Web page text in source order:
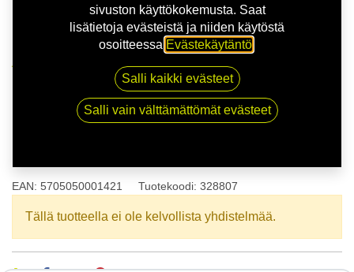
155/65R14 75T NORDEXX NS3000
155/65R14 75T NORDEXX
EAN: 5705050001421 Tuotekoodi: 328807
Tällä tuotteella ei ole kelvollista yhdistelmää.
sivuston käyttökokemusta. Saat
lisätietoja evästeistä ja niiden käytöstä
osoitteessa Evästekäytäntö
Salli kaikki evästeet
Salli vain välttämättömät evästeet